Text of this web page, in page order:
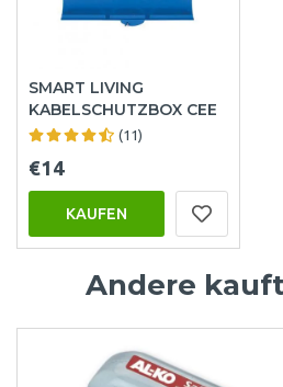
SMART LIVING
KABELSCHUTZBOX CEE
(11)
€14
KAUFEN
Andere